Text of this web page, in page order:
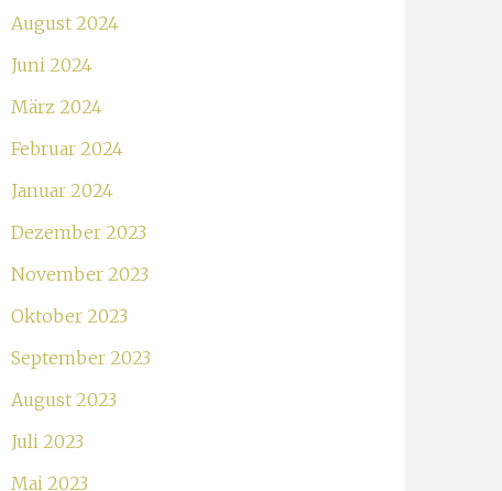
August 2024
Juni 2024
März 2024
Februar 2024
Januar 2024
Dezember 2023
November 2023
Oktober 2023
September 2023
August 2023
Juli 2023
Mai 2023